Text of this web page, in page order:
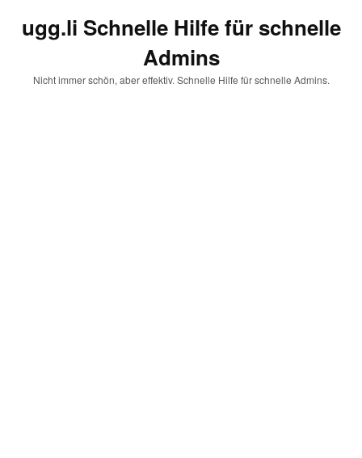
ugg.li Schnelle Hilfe für schnelle
Admins
Nicht immer schön, aber effektiv. Schnelle Hilfe für schnelle Admins.